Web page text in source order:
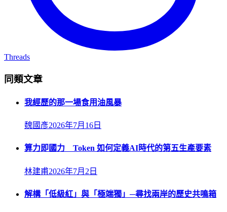
Threads
同類文章
我經歷的那一場食用油風暴
魏國彥2026年7月16日
算力即國力 Token 如何定義AI時代的第五生產要素
林建甫2026年7月2日
解構「低級紅」與「極端獨」─尋找兩岸的歷史共鳴箱